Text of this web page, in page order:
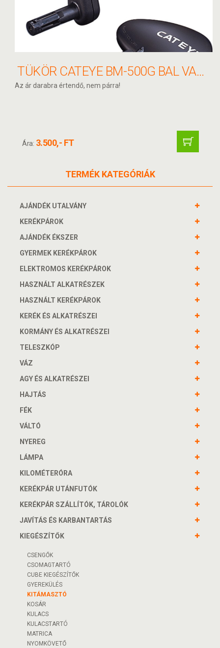
TÜKÖR CATEYE BM-500G BAL VAGY JOBB NAGY KORMÁNYVÉGBE "KAPASZKODÓS" CSEPP ALAKÚ
Az ár darabra értendő, nem párra!
Ára: 3.500,- FT
TERMÉK KATEGÓRIÁK
AJÁNDÉK UTALVÁNY
KERÉKPÁROK
AJÁNDÉK ÉKSZER
GYERMEK KERÉKPÁROK
ELEKTROMOS KERÉKPÁROK
HASZNÁLT ALKATRÉSZEK
HASZNÁLT KERÉKPÁROK
KERÉK ÉS ALKATRÉSZEI
KORMÁNY ÉS ALKATRÉSZEI
TELESZKÓP
VÁZ
AGY ÉS ALKATRÉSZEI
HAJTÁS
FÉK
VÁLTÓ
NYEREG
LÁMPA
KILOMÉTERÓRA
KERÉKPÁR UTÁNFUTÓK
KERÉKPÁR SZÁLLÍTÓK, TÁROLÓK
JAVÍTÁS ÉS KARBANTARTÁS
KIEGÉSZÍTŐK
CSENGŐK
CSOMAGTARTÓ
CUBE KIEGÉSZÍTŐK
GYEREKÜLÉS
KITÁMASZTÓ
KOSÁR
KULACS
KULACSTARTÓ
MATRICA
NYOMKÖVETŐ